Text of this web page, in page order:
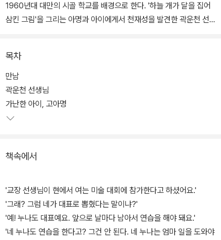
1960년대 대만의 시골 학교를 배경으로 한다. '하늘 개가 달을 집어
삼킨 그림'을 그리는 아명과 아이에게서 천재성을 발견한 곽운천 선
등의 바탕에는 교육.빈부.가족 문제 등이 깔려 있다.
목차
만남
곽운천 선생님
가난한 아이, 고아명
책속에서
'교장 선생님이 현에서 여는 미술 대회에 참가한다고 하셨어요.'
'그래? 그럼 네가 대표로 뽑혔다는 말이냐?'
'예! 누나도 대표예요. 앞으로 날마다 남아서 연습을 해야 돼요.'
'네 누나도 연습을 한다고? 그건 안 된다. 네 누나는 엄마 일을 도와야